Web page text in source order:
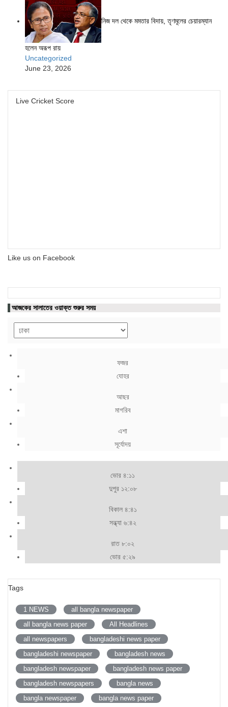
নিজ দল থেকে মমতার বিদায়, তৃণমূলের চেয়ারম্যান
হলেন অরূপ রায়
Uncategorized
June 23, 2026
Live Cricket Score
Like us on Facebook
আজকের সালাতের ওয়াক্ত শুরুর সময়
ফজর
যোহর
আছর
মাগরিব
এশা
সূর্যোদয়
ভোর ৪:১১
দুপুর ১২:০৮
বিকাল ৪:৪১
সন্ধ্যা ৬:৪২
রাত ৮:০২
ভোর ৫:২৯
Tags
1 NEWS
all bangla newspaper
all bangla news paper
All Headlines
all newspapers
bangladeshi news paper
bangladeshi newspaper
bangladesh news
bangladesh newspaper
bangladesh news paper
bangladesh newspapers
bangla news
bangla newspaper
bangla news paper